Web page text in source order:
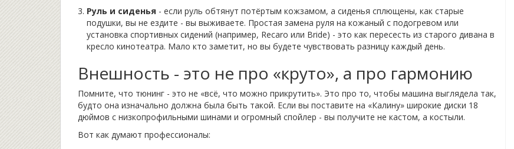
Руль и сиденья - если руль обтянут потёртым кожзамом, а сиденья сплющены, как старые
подушки, вы не ездите - вы выживаете. Простая замена руля на кожаный с подогревом или
установка спортивных сидений (например, Recaro или Bride) - это как пересесть из старого дивана в
кресло кинотеатра. Мало кто заметит, но вы будете чувствовать разницу каждый день.
Внешность - это не про «круто», а про гармонию
Помните, что тюнинг - это не «всё, что можно прикрутить». Это про то, чтобы машина выглядела так,
будто она изначально должна была быть такой. Если вы поставите на «Калину» широкие диски 18
дюймов с низкопрофильными шинами и огромный спойлер - вы получите не кастом, а костыли.
Вот как думают профессионалы: